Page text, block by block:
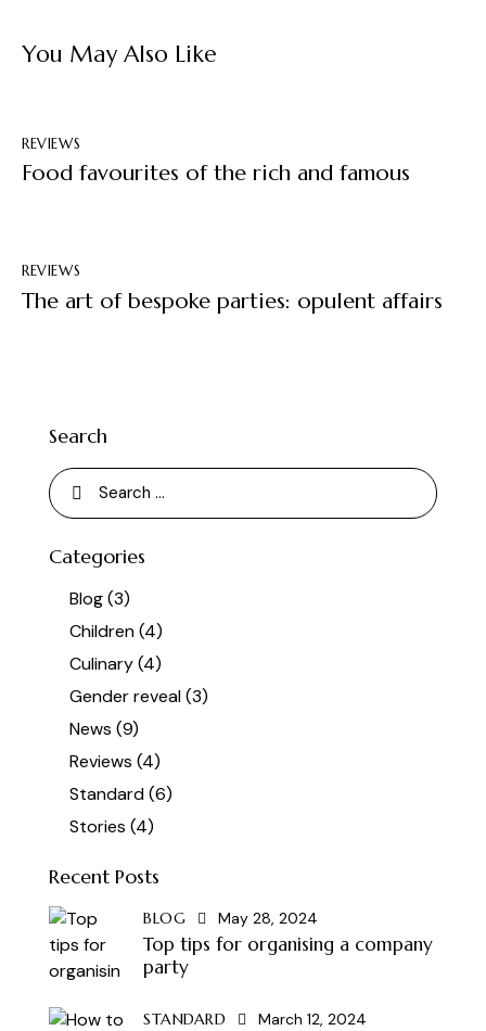
You May Also Like
REVIEWS
Food favourites of the rich and famous
REVIEWS
The art of bespoke parties: opulent affairs
Search
Categories
Blog(3)
Children(4)
Culinary(4)
Gender reveal(3)
News (9)
Reviews (4)
Standard(6)
Stories (4)
Recent Posts
BLOG May 28, 2024
Top tips for organising a company
party
STANDARD March 12, 2024